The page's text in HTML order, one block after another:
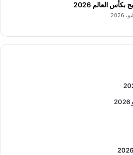
بكأس العالم 2026